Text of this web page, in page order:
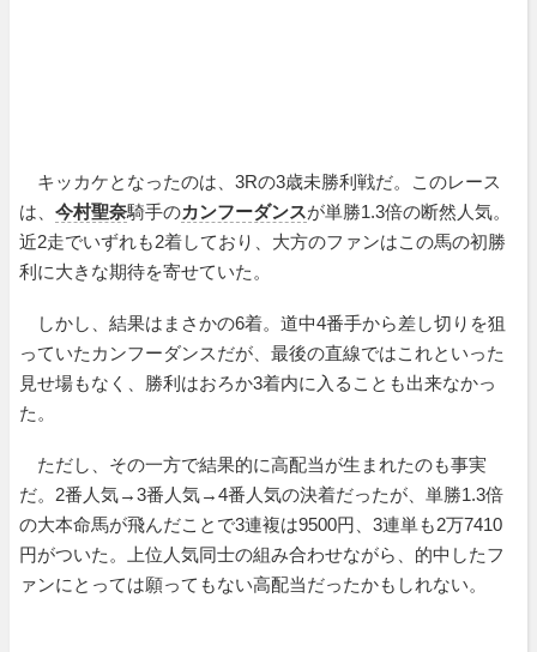
キッカケとなったのは、3Rの3歳未勝利戦だ。このレース
は、 今村聖奈騎手のカンフーダンスが単勝1.3倍の断然人気。
近2走でいずれも2着しており、大方のファンはこの馬の初勝
利に大きな期待を寄せていた。
しかし、結果はまさかの6着。道中4番手から差し切りを狙
っていたカンフーダンスだが、最後の直線ではこれといった
見せ場もなく、勝利はおろか3着内に入ることも出来なかっ
た。
ただし、その一方で結果的に高配当が生まれたのも事実
だ。2番人気→3番人気→4番人気の決着だったが、単勝1.3倍
の大本命馬が飛んだことで3連複は9500円、3連単も2万7410
円がついた。上位人気同士の組み合わせながら、的中したフ
ァンにとっては願ってもない高配当だったかもしれない。